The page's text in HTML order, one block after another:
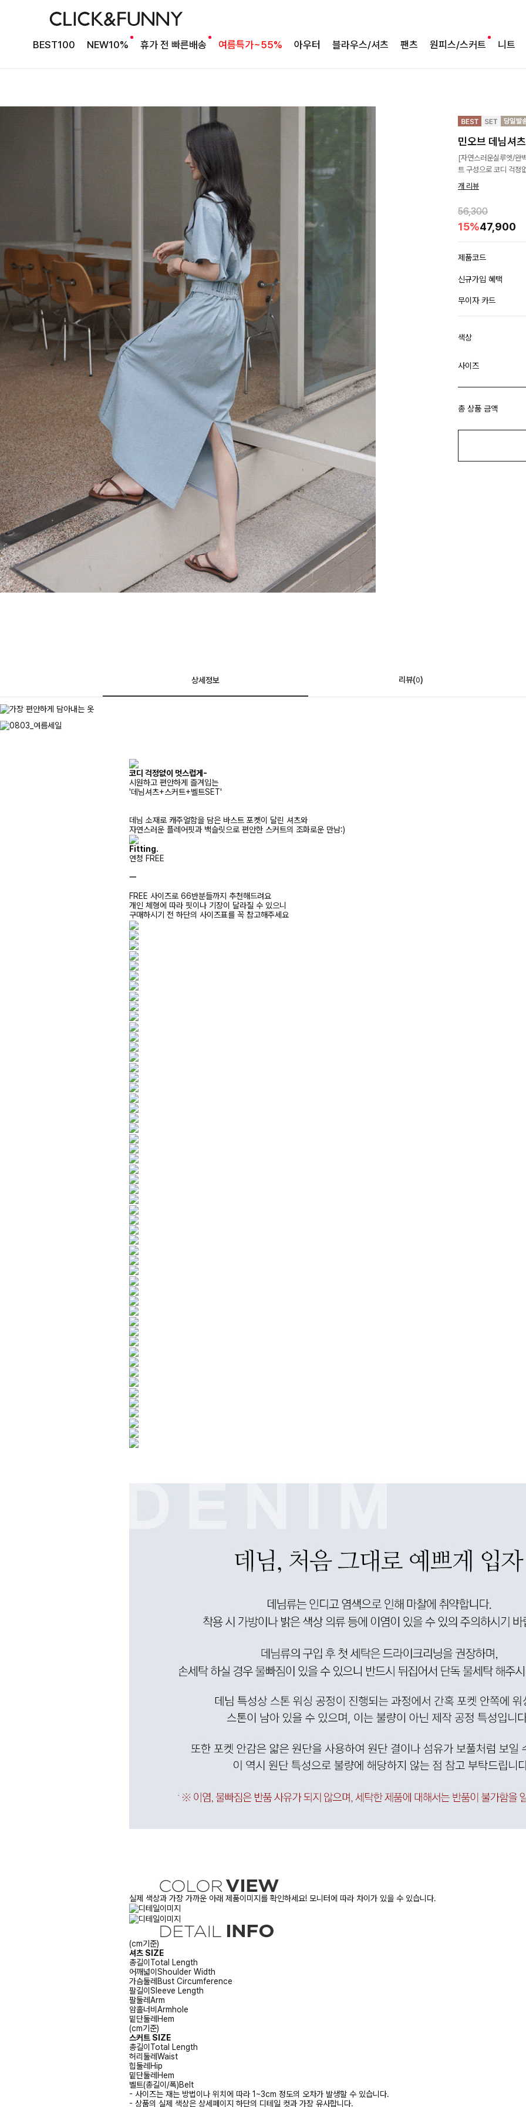
BEST100 NEW10% 휴가 전 빠른배송 여름특가~55% 아우터 블라우스/셔츠 팬츠 원피스/스커트 니트
민오브 데님셔
[자연스러운실루엣/완
트 구성으로 코디 걱정
개 리뷰
56,300
15%47,900
제품코드
신규가입 혜택
무이자 카드
색상
사이즈
총 상품 금액
상세정보 리뷰(0)
코디 걱정없이 멋스럽게-
시원하고 편안하게 즐겨입는
'데님셔츠+스커트+벨트SET'
데님 소재로 캐주얼함을 담은 바스트 포켓이 달린 셔츠와
자연스러운 플레어핏과 백슬릿으로 편안한 스커트의 조화로운 만남:)
Fitting.
연청 FREE
ㅡ
FREE 사이즈로 66반분들까지 추천해드려요
개인 체형에 따라 핏이나 기장이 달라질 수 있으니
구매하시기 전 하단의 사이즈표를 꼭 참고해주세요
실제 색상과 가장 가까운 아래 제품이미지를 확인하세요! 모니터에 따라 차이가 있을 수 있습니다.
(cm기준)
셔츠 SIZE
총길이 Total Length
어깨넓이 Shoulder Width
가슴둘레 Bust Circumference
팔길이 Sleeve Length
팔둘레Arm
암홀너비 Armhole
밑단둘레 Hem
(cm기준)
스커트 SIZE
총길이 Total Length
허리둘레Waist
힙둘레 Hip
밑단둘레 Hem
벨트(총길이/폭)Belt
- 사이즈는 재는 방법이나 위치에 따라 1~3cm 정도의 오차가 발생할 수 있습니다.
- 상품의 실제 색상은 상세페이지 하단의 디테일 컷과 가장 유사합니다.